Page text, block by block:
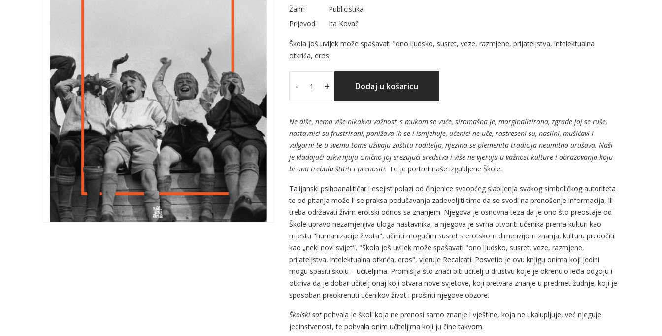
Žanr:
Publicistika
Prijevod:
Ita Kovač
Škola još uvijek može spašavati "ono ljudsko, susret, veze, razmjene, prijateljstva, intelektualna
otkrića, eros
- + Dodaj u košaricu
Ne diše, nema više nikakvu važnost, s mukom se vuče, siromašna je, marginalizirana, zgrade joj se ruše,
nastavnici su frustrirani, ponižava ih se i ismjehuje, učenici ne uče, rastreseni su, nasilni, mušićavi i
vulgarni te u svemu tome uživaju zaštitu roditelja, njezina se plemenita tradicija neumitno urušava. Naši
je vladajući oskvrnjuju cinično joj srezujući sredstva i više ne vjeruju u važnost kulture i obrazovanja koju
bi ona trebala štititi i prenositi. To je portret naše izgubljene Škole.
Talijanski psihoanalitičar i esejist polazi od činjenice sveopćeg slabljenja svakog simboličkog autoriteta
te od pitanja može li se praksa podučavanja zadovoljiti time da se svodi na prenošenje informacija, ili
treba održavati živim erotski odnos sa znanjem. Njegova je osnovna teza da je ono što preostaje od
Škole upravo nezamjenjiva uloga nastavnika, a njegova je svrha otvoriti učenika prema kulturi kao
mjestu "humanizacije života", učiniti mogućim susret s erotskom dimenzijom znanja, kulturu predočiti
kao „neki novi svijet". "Škola još uvijek može spašavati "ono ljudsko, susret, veze, razmjene,
prijateljstva, intelektualna otkrića, eros", vjeruje Recalcati. Posvetio je ovu knjigu onima koji jedini
mogu spasiti školu – učiteljima. Promišlja što znači biti učitelj u društvu koje je okrenulo leđa odgoju i
otkriva da je dobar učitelj onaj koji otvara nove svjetove, koji pretvara znanje u predmet žudnje, koji je
sposoban preokrenuti učenikov život i proširiti njegove obzore.
Školski sat pohvala je školi koja ne prenosi samo znanje i vještine, koja ne ukalupljuje, već njeguje
jedinstvenost, te pohvala onim učiteljima koji ju čine takvom.